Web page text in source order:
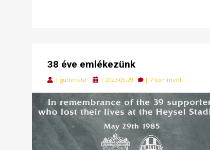
38 éve emlékezünk
| guthmate
Posted
| 2023-05-29 | 7 komment